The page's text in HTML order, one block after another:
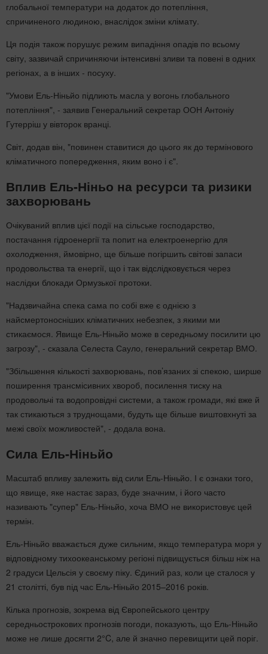
глобальної температури на додаток до потепління,
спричиненого людиною, внаслідок зміни клімату.
Ця подія також порушує режим випадіння опадів по всьому
світу, зазвичай спричиняючи інтенсивні зливи та повені в одних
регіонах, а в інших - посуху.
"Умови Ель-Ніньйо підлиють масла у вогонь глобального
потепління", - заявив Генеральний секретар ООН Антоніу
Гутерріш у вівторок вранці.
Світ, додав він, "повинен ставитися до цього як до термінового
кліматичного попередження, яким воно і є".
Вплив Ель-Ніньо на ресурси та ризики
захворювань
Очікуваний вплив цієї події на сільське господарство,
постачання гідроенергії та попит на електроенергію для
охолодження, ймовірно, ще більше погіршить світові запаси
продовольства та енергії, що і так відслідковується через
наслідки блокади Ормузької протоки.
"Надзвичайна спека сама по собі вже є однією з
найсмертоносніших кліматичних небезпек, з якими ми
стикаємося. Явище Ель-Ніньйо може в середньому посилити цю
загрозу", - сказала Селеста Сауло, генеральний секретар ВМО.
"Збільшення кількості захворювань, пов’язаних зі спекою, ширше
поширення трансмісивних хвороб, посилення тиску на
продовольчі та водопровідні системи, а також громади, які вже й
так стикаються з труднощами, будуть ще більше виштовхнуті за
межі своїх можливостей", - додала вона.
Сила Ель-Ніньйо
Масштаб впливу залежить від сили Ель-Ніньйо. І є ознаки того,
що явище, яке настає зараз, буде значним, і його часто
називають "супер" Ель-Ніньйо, хоча ВМО не використовує цей
термін.
Ель-Ніньйо вважається дуже сильним, якщо температура моря у
відповідному тихоокеанському регіоні підвищується більш ніж на
2 градуси Цельсія у своєму піку. Єдиний раз, коли це сталося у
21 столітті, був під час Ель-Ніньйо 2015–2016 років.
Кілька прогнозів, зокрема від Європейського центру
середньострокових прогнозів погоди, показують, що Ель-Ніньйо
може не лише досягти 2°C, але й значно перевищити цей поріг.